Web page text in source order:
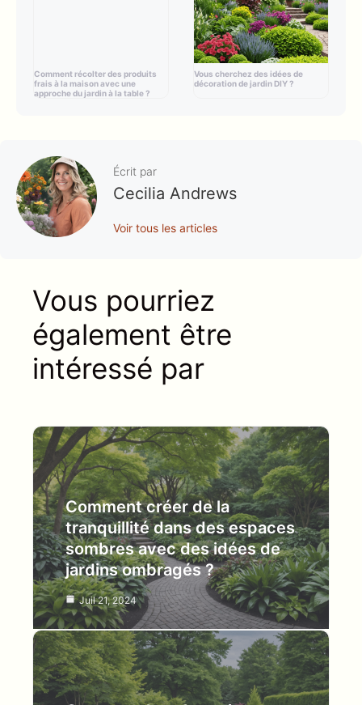
Comment récolter des produits
frais à la maison avec une
approche du jardin à la table ?
Vous cherchez des idées de
décoration de jardin DIY ?
Écrit par
Cecilia Andrews
Voir tous les articles
Vous pourriez
également être
intéressé par
Comment créer de la
tranquillité dans des espaces
sombres avec des idées de
jardins ombragés ?
Juil 21, 2024